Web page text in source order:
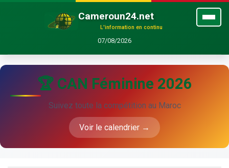
Cameroun24.net
L'information en continu
07/08/2026
🏆 CAN Féminine 2026
Suivez toute la compétition au Maroc
Voir le calendrier →